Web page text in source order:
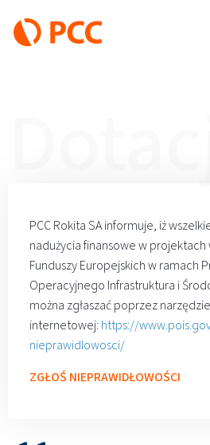
PCC Rokita SA informuje, iż
nadużycia finansowe w projektach
Funduszy Europejskich w ramach
Operacyjnego Infrastruktura i
można zgłaszać poprzez
internetowej: https://
nieprawidlowosci/
ZGŁOŚ NIEPRAWIDŁOWOŚCI